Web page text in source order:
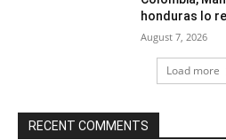
honduras lo
August 7, 2026
Load more
RECENT COMMENTS